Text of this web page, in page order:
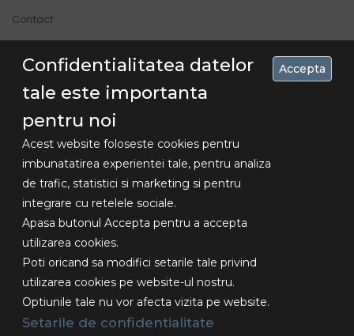
Concediu 30.07-16.08 , livrarile se vor
face dupa aceasta data!!!
Contact
© 2018
Design -
Toate
drepturile
rezervate.
Confidentialitatea datelor
tale este importanta
pentru noi
Acest website foloseste cookies pentru
imbunatatirea experientei tale, pentru analiza
de trafic, statistici si marketing si pentru
integrare cu retelele sociale.
Apasa butonul Accepta pentru a accepta
utilizarea cookies.
Poti oricand sa modifici setarile tale privind
utilizarea cookies pe website-ul nostru.
Optiunile tale nu vor afecta vizita pe website.
Setarile de confidentialitate
Accepta